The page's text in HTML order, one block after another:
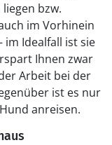
bzw.
im Vorhinein
im Idealfall ist sie
Ihnen zwar
Arbeit bei der
ist es nur
anreisen.